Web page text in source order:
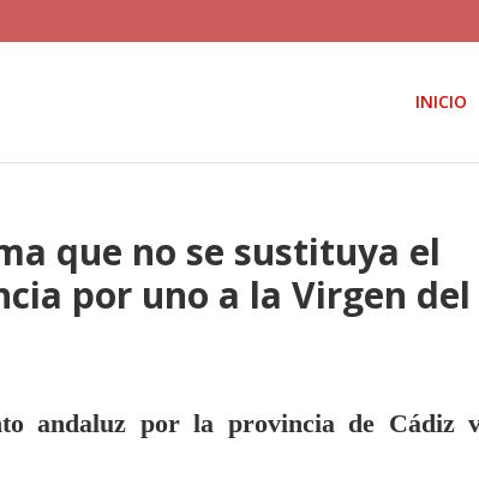
INICIO
que no se sustituya el
por uno a la Virgen del
andaluz por la provincia de Cádiz